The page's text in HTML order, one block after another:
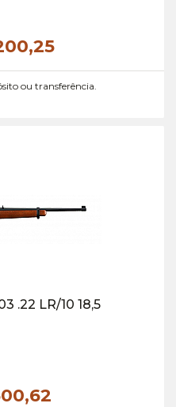
25
ou transferência.
.22 LR/10 18,5
62